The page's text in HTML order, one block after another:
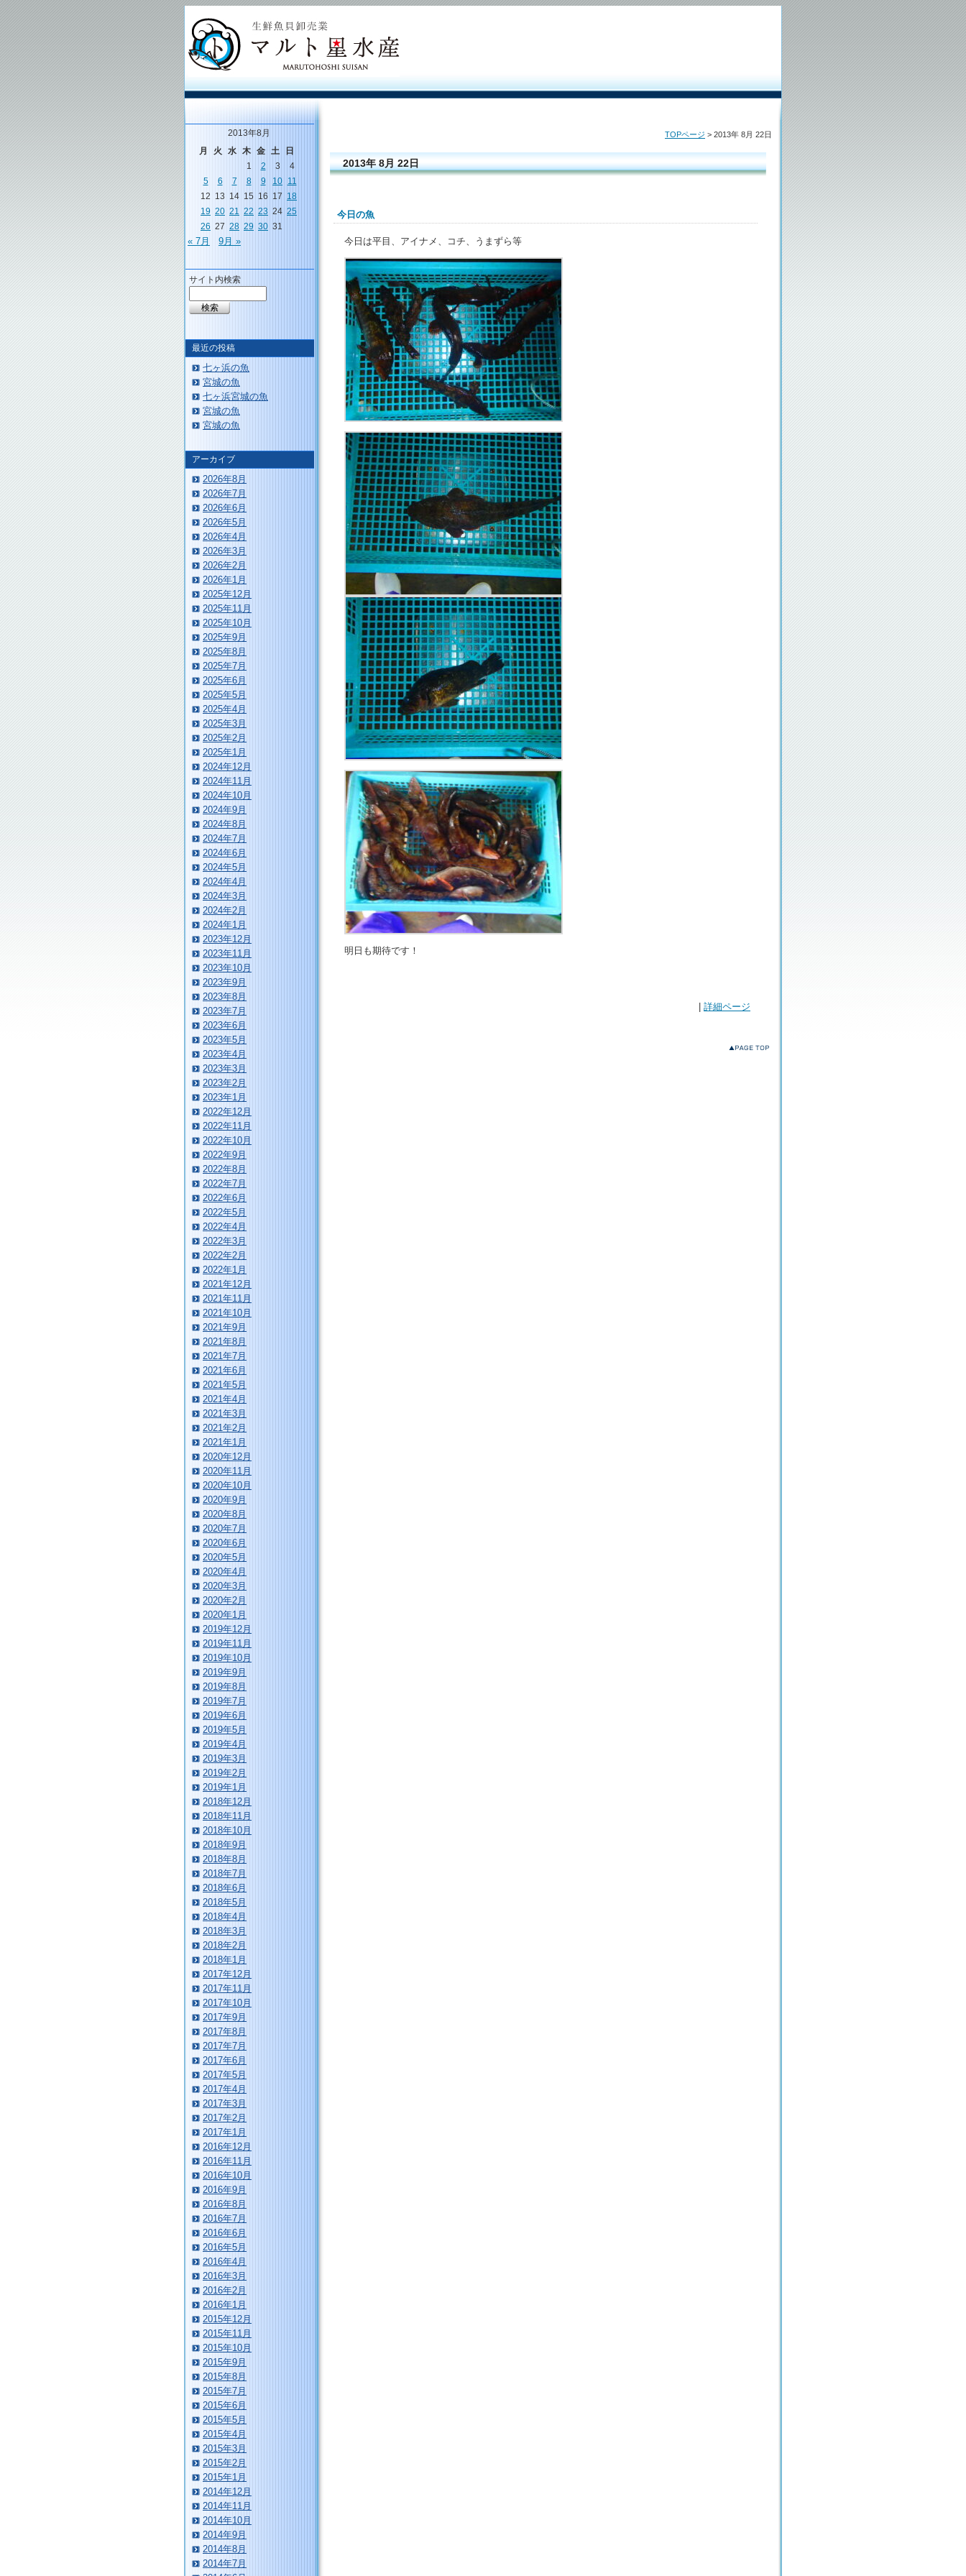
TOPページ > 2013年 8月 22日
2013年 8月 22日
今日の魚
今日は平目、アイナメ、コチ、うまずら等
明日も期待です！
| 詳細ページ
2013年8月
月
火 水 木 金 土
日
1
2 3
4
5
6 7 8 9 10 11
12 13 14 15 16 17 18
19 20 21 22 23 24 25
26 27 28 29 30 31
« 7月 9月 »
サイト内検索
最近の投稿
七ヶ浜の魚
宮城の魚
七ヶ浜宮城の魚
宮城の魚
宮城の魚
アーカイブ
2026年8月
2026年7月
2026年6月
2026年5月
2026年4月
2026年3月
2026年2月
2026年1月
2025年12月
2025年11月
2025年10月
2025年9月
2025年8月
2025年7月
2025年6月
2025年5月
2025年4月
2025年3月
2025年2月
2025年1月
2024年12月
2024年11月
2024年10月
2024年9月
2024年8月
2024年7月
2024年6月
2024年5月
2024年4月
2024年3月
2024年2月
2024年1月
2023年12月
2023年11月
2023年10月
2023年9月
2023年8月
2023年7月
2023年6月
2023年5月
2023年4月
2023年3月
2023年2月
2023年1月
2022年12月
2022年11月
2022年10月
2022年9月
2022年8月
2022年7月
2022年6月
2022年5月
2022年4月
2022年3月
2022年2月
2022年1月
2021年12月
2021年11月
2021年10月
2021年9月
2021年8月
2021年7月
2021年6月
2021年5月
2021年4月
2021年3月
2021年2月
2021年1月
2020年12月
2020年11月
2020年10月
2020年9月
2020年8月
2020年7月
2020年6月
2020年5月
2020年4月
2020年3月
2020年2月
2020年1月
2019年12月
2019年11月
2019年10月
2019年9月
2019年8月
2019年7月
2019年6月
2019年5月
2019年4月
2019年3月
2019年2月
2019年1月
2018年12月
2018年11月
2018年10月
2018年9月
2018年8月
2018年7月
2018年6月
2018年5月
2018年4月
2018年3月
2018年2月
2018年1月
2017年12月
2017年11月
2017年10月
2017年9月
2017年8月
2017年7月
2017年6月
2017年5月
2017年4月
2017年3月
2017年2月
2017年1月
2016年12月
2016年11月
2016年10月
2016年9月
2016年8月
2016年7月
2016年6月
2016年5月
2016年4月
2016年3月
2016年2月
2016年1月
2015年12月
2015年11月
2015年10月
2015年9月
2015年8月
2015年7月
2015年6月
2015年5月
2015年4月
2015年3月
2015年2月
2015年1月
2014年12月
2014年11月
2014年10月
2014年9月
2014年8月
2014年7月